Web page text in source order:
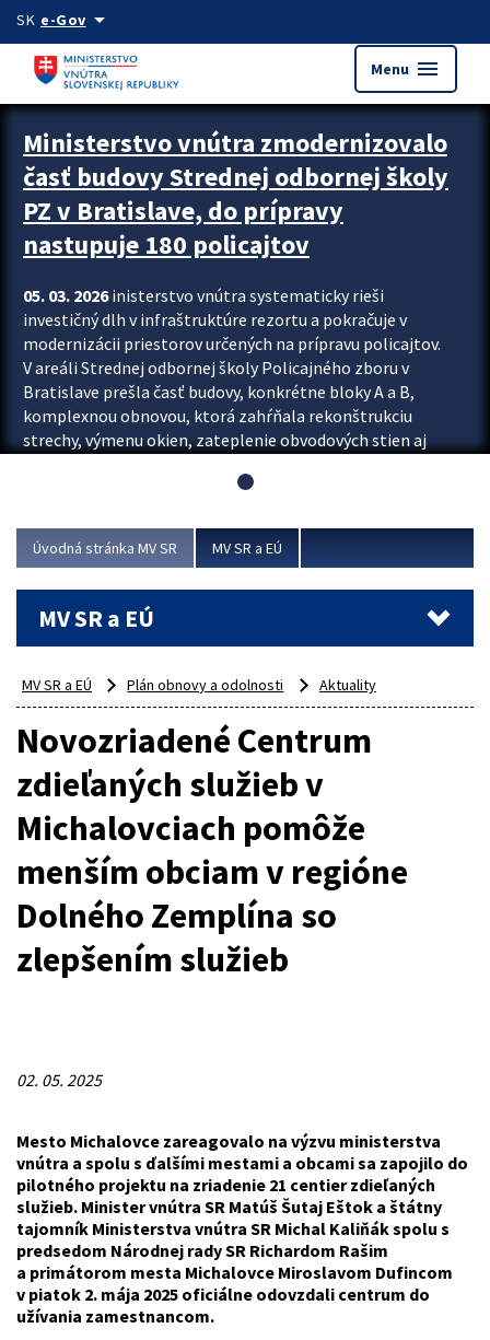
Preskocit na hlavný obsah
SK e-Govarrow_drop_down
Menu menu
Ministerstvo vnútra zmodernizovalo
časť budovy Strednej odbornej školy
PZ v Bratislave, do prípravy
nastupuje 180 policajtov
05. 03. 2026inisterstvo vnútra systematicky rieši
investičný dlh v infraštruktúre rezortu a pokračuje v
modernizácii priestorov určených na prípravu policajtov.
V areáli Strednej odbornej školy Policajného zboru v
Bratislave prešla časť budovy, konkrétne bloky A a B,
komplexnou obnovou, ktorá zahŕňala rekonštrukciu
strechy, výmenu okien, zateplenie obvodových stien aj
aj interiéru, kde vznikli nové učebne a moderné
Viac
Úvodná stránka MV SR MV SR a EÚ
MV SR a EÚ
MV SR a EÚ Plán obnovy a odolnosti Aktuality
Novozriadené Centrum
zdieľaných služieb v
Michalovciach pomôže
menším obciam v regióne
Dolného Zemplína so
zlepšením služieb
02. 05. 2025
Mesto Michalovce zareagovalo na výzvu ministerstva
vnútra a spolu s ďalšími mestami a obcami sa zapojilo do
pilotného projektu na zriadenie 21 centier zdieľaných
služieb. Minister vnútra SR Matúš Šutaj Eštok a štátny
tajomník Ministerstva vnútra SR Michal Kaliňák spolu s
predsedom Národnej rady SR Richardom Rašim
a primátorom mesta Michalovce Miroslavom Dufincom
v piatok 2. mája 2025 oficiálne odovzdali centrum do
užívania zamestnancom.